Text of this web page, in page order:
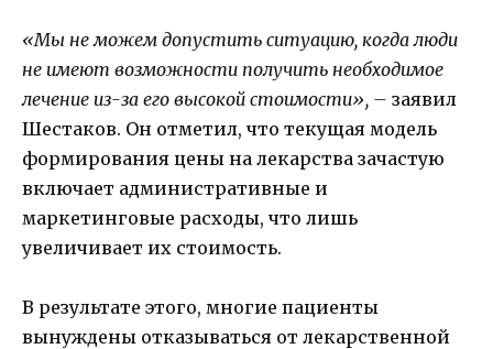
«Мы не можем допустить ситуацию, когда люди
не имеют возможности получить необходимое
лечение из-за его высокой стоимости», – заявил
Шестаков. Он отметил, что текущая модель
формирования цены на лекарства зачастую
включает административные и
маркетинговые расходы, что лишь
увеличивает их стоимость.
В результате этого, многие пациенты
вынуждены отказываться от лекарственной